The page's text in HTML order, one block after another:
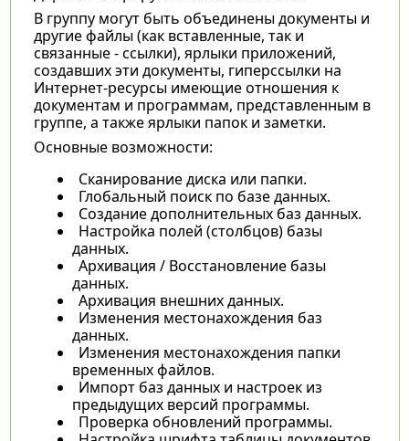
В группу могут быть объединены документы и
другие файлы (как вставленные, так и
связанные - ссылки), ярлыки приложений,
создавших эти документы, гиперссылки на
Интернет-ресурсы имеющие отношения к
документам и программам, представленным в
группе, а также ярлыки папок и заметки.
Основные возможности:
Сканирование диска или папки.
Глобальный поиск по базе данных.
Создание дополнительных баз данных.
Настройка полей (столбцов) базы
данных.
Архивация / Восстановление базы
данных.
Архивация внешних данных.
Изменения местонахождения баз
данных.
Изменения местонахождения папки
временных файлов.
Импорт баз данных и настроек из
предыдущих версий программы.
Проверка обновлений программы.